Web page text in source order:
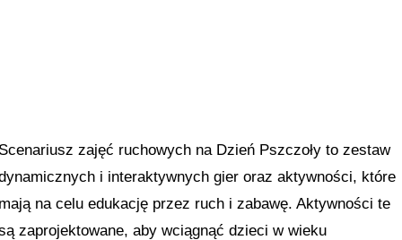
zajęć ruchowych na Dzień Pszczoły to zestaw
i interaktywnych gier oraz aktywności, które
na celu edukację przez ruch i zabawę. Aktywności te
zaprojektowane, aby wciągnąć dzieci w wieku